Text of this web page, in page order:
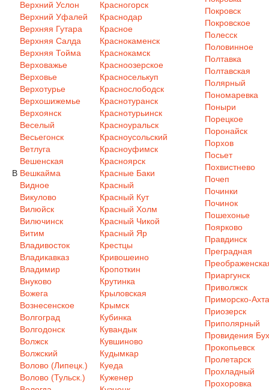
В
Верхний Услон
Верхний Уфалей
Верхняя Гутара
Верхняя Салда
Верхняя Тойма
Верховажье
Верховье
Верхотурье
Верхошижемье
Верхоянск
Веселый
Весьегонск
Ветлуга
Вешенская
Вешкайма
Видное
Викулово
Вилюйск
Вилючинск
Витим
Владивосток
Владикавказ
Владимир
Внуково
Вожега
Вознесенское
Волгоград
Волгодонск
Волжск
Волжский
Волово (Липецк.)
Волово (Тульск.)
Красногорск
Краснодар
Красное
Краснокаменск
Краснокамск
Красноозерское
Красноселькуп
Краснослободск
Краснотуранск
Краснотурьинск
Красноуральск
Красноусольский
Красноуфимск
Красноярск
Красные Баки
Красный
Красный Кут
Красный Холм
Красный Чикой
Красный Яр
Крестцы
Кривошеино
Кропоткин
Крутинка
Крыловская
Крымск
Кубинка
Кувандык
Кувшиново
Кудымкар
Куеда
Куженер
Покровск
Покровское
Полесск
Половинное
Полтавка
Полтавская
Полярный
Пономаревка
Поныри
Порецкое
Поронайск
Порхов
Посьет
Похвистнево
Почеп
Починки
Починок
Пошехонье
Поярково
Правдинск
Преградная
Приаргунск
Приволжск
Приморско-
Приозерск
Приполярный
Провидения
Прокопьевск
Пролетарск
Прохладный
Прохоровка